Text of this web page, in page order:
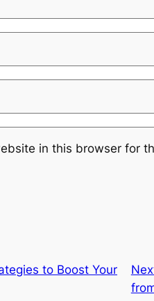
in this browser for
to Boost Your